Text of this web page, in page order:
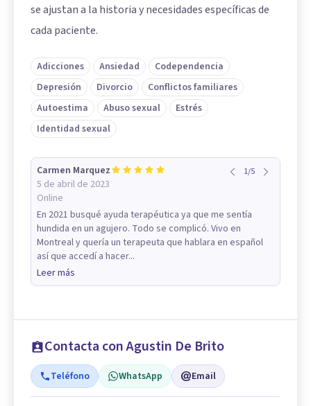
se ajustan a la historia y necesidades específicas de
cada paciente.
Adicciones Ansiedad
Codependencia
Depresión
Divorcio
Conflictos familiares
Autoestima
Abuso sexual
Estrés
Identidad sexual
Carmen Marquez
5 de abril de 2023
Online
1/5
En 2021 busqué ayuda terapéutica ya que me sentía
hundida en un agujero. Todo se complicó. Vivo en
Montreal y quería un terapeuta que hablara en español
así que accedí a hacer...
Leer más
Contacta con Agustin De Brito
Teléfono WhatsApp Email